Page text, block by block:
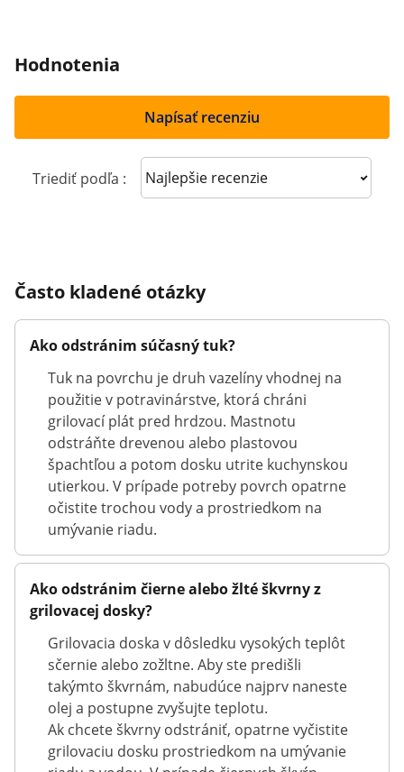
Hodnotenia
Napísať recenziu
Triediť podľa : Sort reviews
Často kladené otázky
Ako odstránim súčasný tuk?
Tuk na povrchu je druh vazelíny vhodnej na
použitie v potravinárstve, ktorá chráni
grilovací plát pred hrdzou. Mastnotu
odstráňte drevenou alebo plastovou
špachtľou a potom dosku utrite kuchynskou
utierkou. V prípade potreby povrch opatrne
očistite trochou vody a prostriedkom na
umývanie riadu.
Ako odstránim čierne alebo žlté škvrny z
grilovacej dosky?
Grilovacia doska v dôsledku vysokých teplôt
sčernie alebo zožltne. Aby ste predišli
takýmto škvrnám, nabudúce najprv naneste
olej a postupne zvyšujte teplotu.
Ak chcete škvrny odstrániť, opatrne vyčistite
grilovaciu dosku prostriedkom na umývanie